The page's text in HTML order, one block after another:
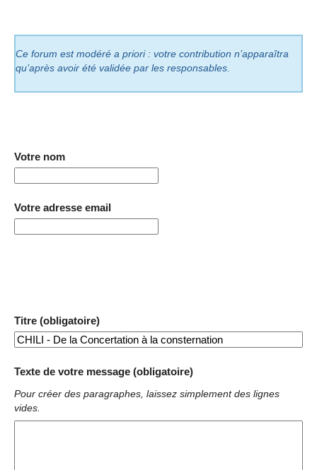
Ce forum est modéré a priori : votre contribution n’apparaîtra
qu’après avoir été validée par les responsables.
Votre nom
Votre adresse email
Titre (obligatoire)
Texte de votre message (obligatoire)
Pour créer des paragraphes, laissez simplement des lignes
vides.